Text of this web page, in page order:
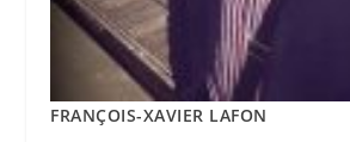
FRANÇOIS-XAVIER LAFON